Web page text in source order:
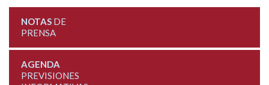
NOTASDE
PRENSA
AGENDA
PREVISIONES